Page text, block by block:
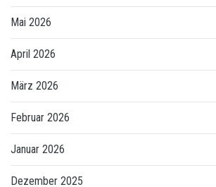
Mai 2026
April 2026
März 2026
Februar 2026
Januar 2026
Dezember 2025